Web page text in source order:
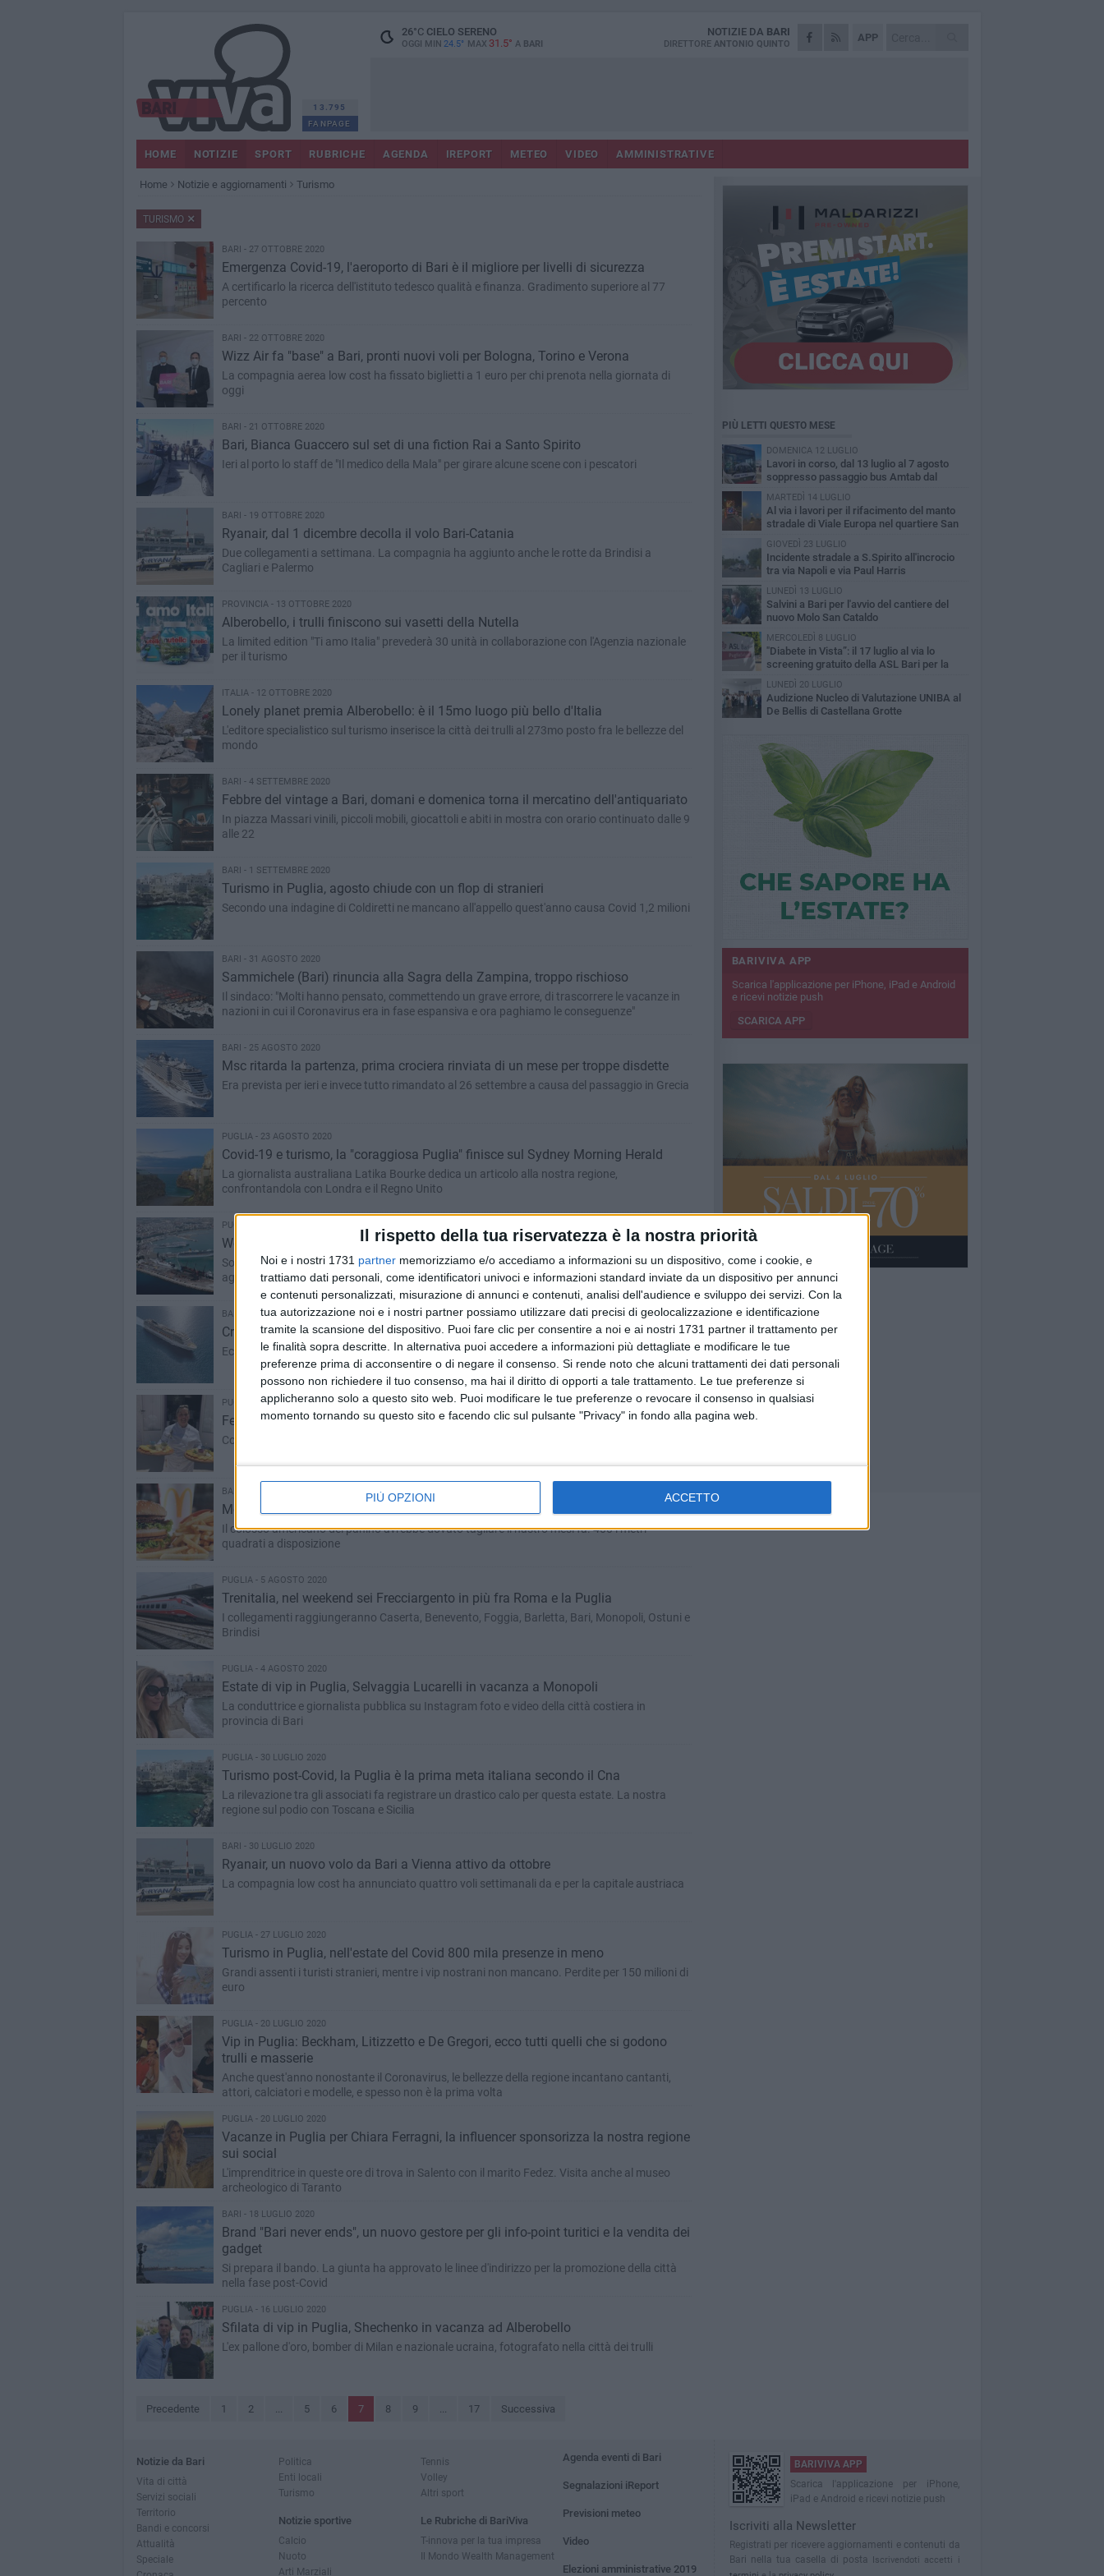
Il rispetto della tua riservatezza è la nostra priorità
Noi e i nostri 1731 partner memorizziamo e/o accediamo a informazioni su un dispositivo, come i cookie, e
trattiamo dati personali, come identificatori univoci e informazioni standard inviate da un dispositivo per annunci
e contenuti personalizzati, misurazione di annunci e contenuti, analisi dell'audience e sviluppo dei servizi. Con la
tua autorizzazione noi e i nostri partner possiamo utilizzare dati precisi di geolocalizzazione e identificazione
tramite la scansione del dispositivo. Puoi fare clic per consentire a noi e ai nostri 1731 partner il trattamento per
le finalità sopra descritte. In alternativa puoi accedere a informazioni più dettagliate e modificare le tue
preferenze prima di acconsentire o di negare il consenso. Si rende noto che alcuni trattamenti dei dati personali
possono non richiedere il tuo consenso, ma hai il diritto di opporti a tale trattamento. Le tue preferenze si
applicheranno solo a questo sito web. Puoi modificare le tue preferenze o revocare il consenso in qualsiasi
momento tornando su questo sito e facendo clic sul pulsante "Privacy" in fondo alla pagina web.
PIÙ OPZIONI ACCETTO
13.795
FANPAGE
26°CCIELO SERENO
OGGI MIN 24.5° MAX 31.5° A BARI
APP
NOTIZIE DA BARI
DIRETTORE ANTONIO QUINTO
HOME NOTIZIE SPORT RUBRICHE AGENDA IREPORT METEO VIDEO AMMINISTRATIVE
Home Notizie e aggiornamenti Turismo
TURISMO
BARI - 27 OTTOBRE 2020
Emergenza Covid-19, l'aeroporto di Bari è il migliore per livelli di sicurezza
A certificarlo la ricerca dell'istituto tedesco qualità e finanza. Gradimento superiore al 77
percento
BARI - 22 OTTOBRE 2020
Wizz Air fa "base" a Bari, pronti nuovi voli per Bologna, Torino e Verona
La compagnia aerea low cost ha fissato biglietti a 1 euro per chi prenota nella giornata di
oggi
BARI - 21 OTTOBRE 2020
Bari, Bianca Guaccero sul set di una fiction Rai a Santo Spirito
Ieri al porto lo staff de "Il medico della Mala" per girare alcune scene con i pescatori
BARI - 19 OTTOBRE 2020
Ryanair, dal 1 dicembre decolla il volo Bari-Catania
Due collegamenti a settimana. La compagnia ha aggiunto anche le rotte da Brindisi a
Cagliari e Palermo
PROVINCIA - 13 OTTOBRE 2020
Alberobello, i trulli finiscono sui vasetti della Nutella
La limited edition "Ti amo Italia" prevederà 30 unità in collaborazione con l'Agenzia nazionale
per il turismo
ITALIA - 12 OTTOBRE 2020
Lonely planet premia Alberobello: è il 15mo luogo più bello d'Italia
L'editore specialistico sul turismo inserisce la città dei trulli al 273mo posto fra le bellezze del
mondo
BARI - 4 SETTEMBRE 2020
Febbre del vintage a Bari, domani e domenica torna il mercatino dell'antiquariato
In piazza Massari vinili, piccoli mobili, giocattoli e abiti in mostra con orario continuato dalle 9
alle 22
BARI - 1 SETTEMBRE 2020
Turismo in Puglia, agosto chiude con un flop di stranieri
Secondo una indagine di Coldiretti ne mancano all'appello quest'anno causa Covid 1,2 milioni
BARI - 31 AGOSTO 2020
Sammichele (Bari) rinuncia alla Sagra della Zampina, troppo rischioso
Il sindaco: "Molti hanno pensato, commettendo un grave errore, di trascorrere le vacanze in
nazioni in cui il Coronavirus era in fase espansiva e ora paghiamo le conseguenze"
BARI - 25 AGOSTO 2020
Msc ritarda la partenza, prima crociera rinviata di un mese per troppe disdette
Era prevista per ieri e invece tutto rimandato al 26 settembre a causa del passaggio in Grecia
PUGLIA - 23 AGOSTO 2020
Covid-19 e turismo, la "coraggiosa Puglia" finisce sul Sydney Morning Herald
La giornalista australiana Latika Bourke dedica un articolo alla nostra regione,
confrontandola con Londra e il Regno Unito
PUGLIA - 19 AGOSTO 2020
Weekend di Ferragosto, in Puglia oltre 5mila arrivi con le navi
Sono 3.600 i passeggeri che si sono imbarcati dagli scali della nostra regione fra 14 e 17
agosto
BARI - 15 AGOSTO 2020
Crociere, riparte da Bari la Msc con nuovi protocolli anti Covid
Ecco come le maggiori compagnie di navigazione affrontano il virus dopo lo stop
PUGLIA - 14 AGOSTO 2020
Ferragosto in agriturismo, è boom di prenotazioni in Puglia
Coldiretti: «Pernotti fino a 14 giorni, +35% per cene e pranzi contadini»
BARI - 10 AGOSTO 2020
McDonald's apre all' aeroporto di Bari ma niente inaugurazione
Il colosso americano del panino avrebbe dovuto tagliare il nastro mesi fa. 400 i metri
quadrati a disposizione
PUGLIA - 5 AGOSTO 2020
Trenitalia, nel weekend sei Frecciargento in più fra Roma e la Puglia
I collegamenti raggiungeranno Caserta, Benevento, Foggia, Barletta, Bari, Monopoli, Ostuni e
Brindisi
PUGLIA - 4 AGOSTO 2020
Estate di vip in Puglia, Selvaggia Lucarelli in vacanza a Monopoli
La conduttrice e giornalista pubblica su Instagram foto e video della città costiera in
provincia di Bari
PUGLIA - 30 LUGLIO 2020
Turismo post-Covid, la Puglia è la prima meta italiana secondo il Cna
La rilevazione tra gli associati fa registrare un drastico calo per questa estate. La nostra
regione sul podio con Toscana e Sicilia
BARI - 30 LUGLIO 2020
Ryanair, un nuovo volo da Bari a Vienna attivo da ottobre
La compagnia low cost ha annunciato quattro voli settimanali da e per la capitale austriaca
PUGLIA - 27 LUGLIO 2020
Turismo in Puglia, nell'estate del Covid 800 mila presenze in meno
Grandi assenti i turisti stranieri, mentre i vip nostrani non mancano. Perdite per 150 milioni di
euro
PUGLIA - 20 LUGLIO 2020
Vip in Puglia: Beckham, Litizzetto e De Gregori, ecco tutti quelli che si godono
trulli e masserie
Anche quest'anno nonostante il Coronavirus, le bellezze della regione incantano cantanti,
attori, calciatori e modelle, e spesso non è la prima volta
PUGLIA - 20 LUGLIO 2020
Vacanze in Puglia per Chiara Ferragni, la influencer sponsorizza la nostra regione
sui social
L'imprenditrice in queste ore di trova in Salento con il marito Fedez. Visita anche al museo
archeologico di Taranto
BARI - 18 LUGLIO 2020
Brand "Bari never ends", un nuovo gestore per gli info-point turitici e la vendita dei
gadget
Si prepara il bando. La giunta ha approvato le linee d'indirizzo per la promozione della città
nella fase post-Covid
PUGLIA - 16 LUGLIO 2020
Sfilata di vip in Puglia, Shechenko in vacanza ad Alberobello
L'ex pallone d'oro, bomber di Milan e nazionale ucraina, fotografato nella città dei trulli
Precedente 1 2 ... 5 6 7 8 9 ... 17 Successiva
PIÙ LETTI QUESTO MESE
DOMENICA 12 LUGLIO
Lavori in corso, dal 13 luglio al 7 agosto
soppresso passaggio bus Amtab dal
cimitero di S.Spirito
MARTEDÌ 14 LUGLIO
A​l via i lavori per il rifacimento del manto
stradale di Viale Europa nel quartiere San
GIOVEDÌ 23 LUGLIO
Incidente stradale a S.Spirito all'incrocio
tra via Napoli e via Paul Harris
LUNEDÌ 13 LUGLIO
Salvini a Bari per l'avvio del cantiere del
nuovo Molo San Cataldo
MERCOLEDÌ 8 LUGLIO
"Diabete in Vista”: il 17 luglio al via lo
screening gratuito della ASL Bari per la
retinopatia diabetica
LUNEDÌ 20 LUGLIO
Audizione Nucleo di Valutazione UNIBA al
De Bellis di Castellana Grotte
BARIVIVA APP
Scarica l'applicazione per iPhone, iPad e Android
e ricevi notizie push
SCARICA APP
Notizie da Bari
Vita di città
Servizi sociali
Territorio
Bandi e concorsi
Attualità
Speciale
Politica
Enti locali
Turismo
Notizie sportive
Calcio
Nuoto
Arti Marziali
Tennis
Volley
Altri sport
Le Rubriche di BariViva
T-innova per la tua impresa
Il Mondo Wealth Management
Agenda eventi di Bari
Segnalazioni iReport
Previsioni meteo
Video
Elezioni amministrative 2019
BARIVIVA APP
Scarica l'applicazione per iPhone,
iPad e Android e ricevi notizie push
Iscriviti alla Newsletter
Registrati per ricevere aggiornamenti e contenuti da
Bari nella tua casella di posta Iscrivendoti accetti i